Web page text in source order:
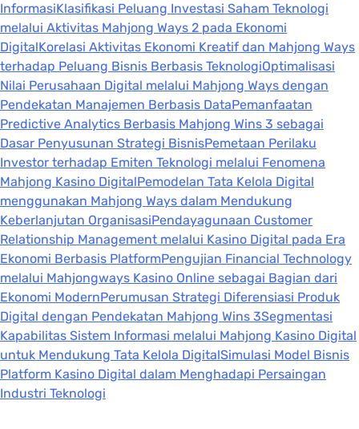
InformasiKlasifikasi Peluang Investasi Saham Teknologi
melalui Aktivitas Mahjong Ways 2 pada Ekonomi
DigitalKorelasi Aktivitas Ekonomi Kreatif dan Mahjong Ways
terhadap Peluang Bisnis Berbasis TeknologiOptimalisasi
Nilai Perusahaan Digital melalui Mahjong Ways dengan
Pendekatan Manajemen Berbasis DataPemanfaatan
Predictive Analytics Berbasis Mahjong Wins 3 sebagai
Dasar Penyusunan Strategi BisnisPemetaan Perilaku
Investor terhadap Emiten Teknologi melalui Fenomena
Mahjong Kasino DigitalPemodelan Tata Kelola Digital
menggunakan Mahjong Ways dalam Mendukung
Keberlanjutan OrganisasiPendayagunaan Customer
Relationship Management melalui Kasino Digital pada Era
Ekonomi Berbasis PlatformPengujian Financial Technology
melalui Mahjongways Kasino Online sebagai Bagian dari
Ekonomi ModernPerumusan Strategi Diferensiasi Produk
Digital dengan Pendekatan Mahjong Wins 3Segmentasi
Kapabilitas Sistem Informasi melalui Mahjong Kasino Digital
untuk Mendukung Tata Kelola DigitalSimulasi Model Bisnis
Platform Kasino Digital dalam Menghadapi Persaingan
Industri Teknologi